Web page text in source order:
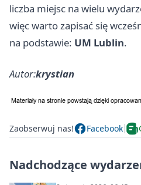
liczba miejsc na wielu
więc warto zapisać się
na podstawie: UM Lublin.
Autor:krystian
Zaobserwuj nas! Facebook
Nadchodzące